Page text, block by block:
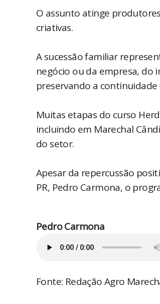
O assunto atinge
criativas.
A sucessão familiar
negócio ou da empresa, do
preservando a continuidade
Muitas etapas do curso
incluindo em Marechal
do setor.
Apesar da repercussão
PR, Pedro Carmona, o programa
Pedro Carmona
Fonte: Redação Agro